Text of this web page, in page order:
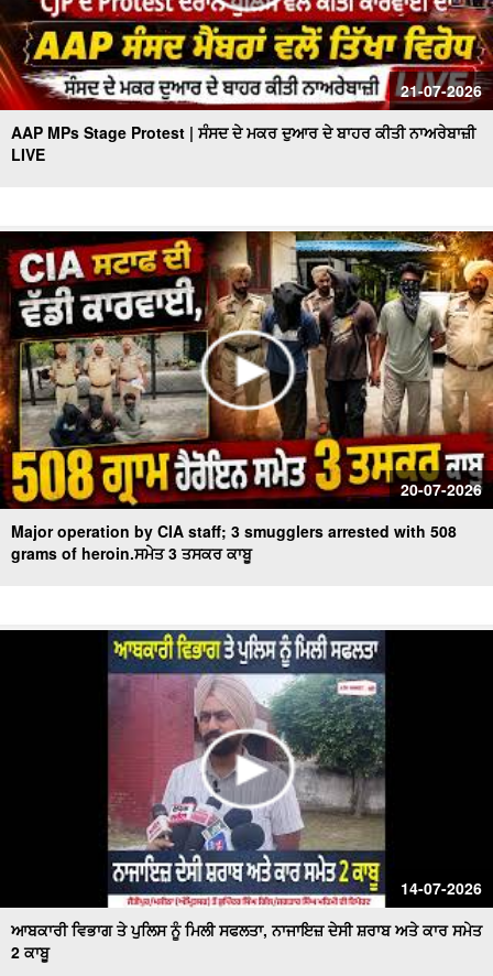
21-07-2026
AAP MPs Stage Protest | ਸੰਸਦ ਦੇ ਮਕਰ ਦੁਆਰ ਦੇ ਬਾਹਰ ਕੀਤੀ ਨਾਅਰੇਬਾਜ਼ੀ
LIVE
20-07-2026
Major operation by CIA staff; 3 smugglers arrested with 508
grams of heroin.ਸਮੇਤ 3 ਤਸਕਰ ਕਾਬੂ
14-07-2026
ਆਬਕਾਰੀ ਵਿਭਾਗ ਤੇ ਪੁਲਿਸ ਨੂੰ ਮਿਲੀ ਸਫਲਤਾ, ਨਾਜਾਇਜ਼ ਦੇਸੀ ਸ਼ਰਾਬ ਅਤੇ ਕਾਰ ਸਮੇਤ
2 ਕਾਬੂ